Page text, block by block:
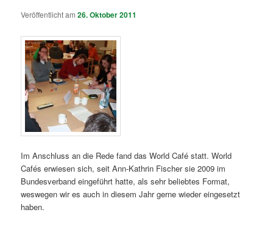
Veröffentlicht am26. Oktober 2011
Im Anschluss an die Rede fand das World Café statt. World
Cafés erwiesen sich, seit Ann-Kathrin Fischer sie 2009 im
Bundesverband eingeführt hatte, als sehr beliebtes Format,
weswegen wir es auch in diesem Jahr gerne wieder eingesetzt
haben.